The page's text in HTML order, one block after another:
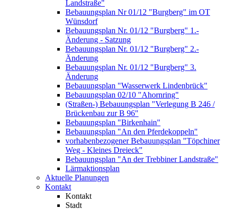
Landstraße"
Bebauungsplan Nr 01/12 "Burgberg" im OT
Wünsdorf
Bebauungsplan Nr. 01/12 "Burgberg" 1.-
Änderung - Satzung
Bebauungsplan Nr. 01/12 "Burgberg" 2.-
Änderung
Bebauungsplan Nr. 01/12 "Burgberg" 3.
Änderung
Bebauungsplan "Wasserwerk Lindenbrück"
Bebauungsplan 02/10 "Ahornring"
(Straßen-) Bebauungsplan "Verlegung B 246 /
Brückenbau zur B 96"
Bebauungsplan "Birkenhain"
Bebauungsplan "An den Pferdekoppeln"
vorhabenbezogener Bebauungsplan "Töpchiner
Weg - Kleines Dreieck"
Bebauungsplan "An der Trebbiner Landstraße"
Lärmaktionsplan
Aktuelle Planungen
Kontakt
Kontakt
Stadt